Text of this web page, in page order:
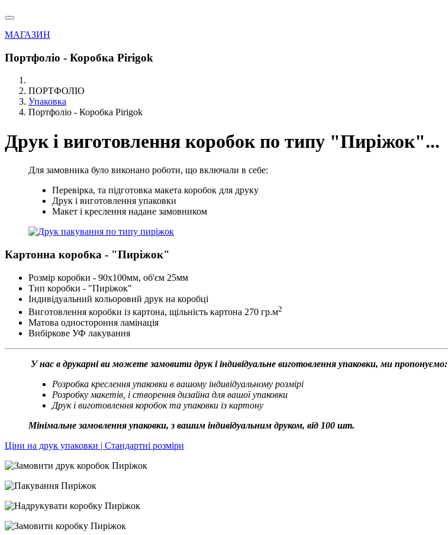
МАГАЗИН
Портфоліо - Коробка Pirigok
ПОРТФОЛІО
Упаковка
Портфоліо - Коробка Pirigok
Друк і виготовлення коробок по типу "Пиріжок"...
Для замовника було виконано роботи, що включали в себе:
Перевірка, та підготовка макета коробок для друку
Друк і виготовлення упаковки
Макет і креслення надане замовником
Картонна коробка - "Пиріжок"
Розмір коробки - 90х100мм, об'єм 25мм
Тип коробки - "Пиріжок"
Індивідуальний кольоровий друк на коробці
Виготовлення коробки із картона, щільність картона 270 гр.м2
Матова одностороння ламінація
Вибіркове УФ лакування
У нас в друкарні ви можете замовити друк і індивідуальне виготовлення упаковки, ми пропонуємо:
Розробка креслення упаковки в вашому індивідуальному розмірі
Розробку макетів, і створення дизайна для вашої упаковки
Друк і виготовлення коробок та упаковки із картону
Мінімальне замовлення упаковки, з вашим індивідуальним друком, від 100 шт.
Ціни на друк упаковки | Стандартні розміри